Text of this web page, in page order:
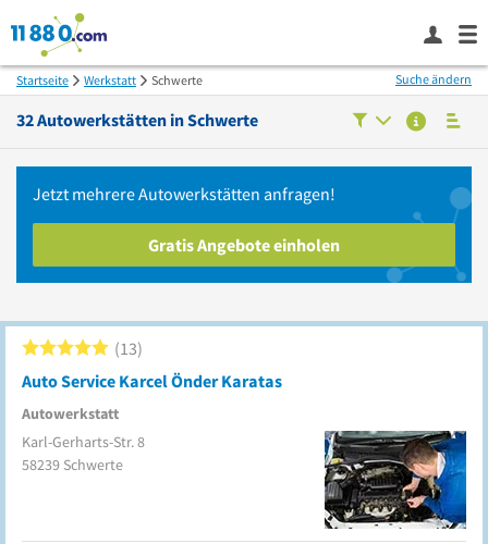
Startseite Werkstatt Schwerte
32Autowerkstätten inSchwerte
Suche ändern
Jetzt mehrereAutowerkstätten anfragen!
Gratis Angebote einholen
Auto Service Karcel Önder Karatas
Autowerkstatt
13
Karl-Gerharts-Str. 8
58239 Schwerte